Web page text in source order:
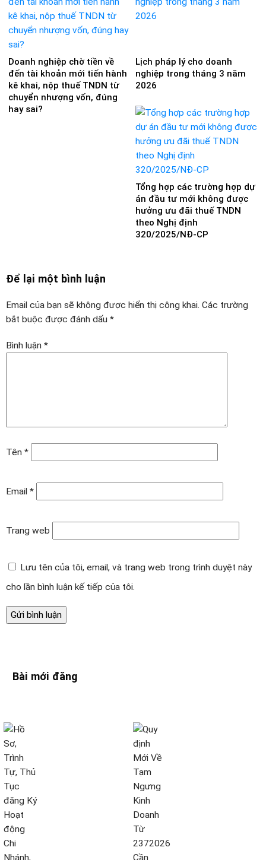
Doanh nghiệp chờ tiền về
đến tài khoản mới tiến hành
kê khai, nộp thuế TNDN từ
chuyển nhượng vốn, đúng
hay sai?
Lịch pháp lý cho doanh
nghiệp trong tháng 3 năm
2026
Tổng hợp các trường hợp dự
án đầu tư mới không được
hưởng ưu đãi thuế TNDN
theo Nghị định
320/2025/NĐ-CP
Để lại một bình luận
Email của bạn sẽ không được hiển thị công khai. Các trường
bắt buộc được đánh dấu *
Bình luận *
Tên *
Email *
Trang web
Lưu tên của tôi, email, và trang web trong trình duyệt này
cho lần bình luận kế tiếp của tôi.
Bài mới đăng